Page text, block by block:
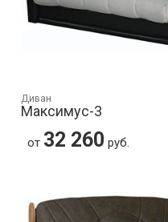
Диван
Максимус-3
от 32 260 руб.